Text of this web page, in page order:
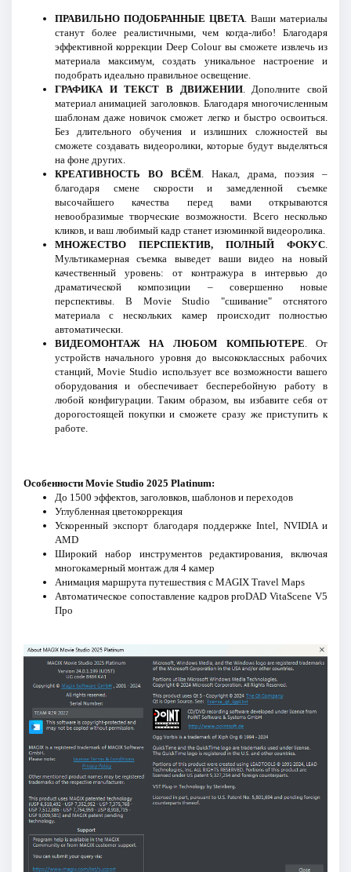
ПРАВИЛЬНО ПОДОБРАННЫЕ ЦВЕТА . Ваши материалы
станут более реалистичными, чем когда-либо! Благодаря
эффективной коррекции Deep Colour вы сможете извлечь из
материала максимум, создать уникальное настроение и
подобрать идеально правильное освещение.
ГРАФИКА И ТЕКСТ В ДВИЖЕНИИ. Дополните свой
материал анимацией заголовков. Благодаря многочисленным
шаблонам даже новичок сможет легко и быстро освоиться.
Без длительного обучения и излишних сложностей вы
сможете создавать видеоролики, которые будут выделяться
на фоне других.
КРЕАТИВНОСТЬ ВО ВСЁМ. Накал, драма, поэзия –
благодаря смене скорости и замедленной съемке
высочайшего качества перед вами открываются
невообразимые творческие возможности. Всего несколько
кликов, и ваш любимый кадр станет изюминкой видеоролика.
МНОЖЕСТВО ПЕРСПЕКТИВ, ПОЛНЫЙ ФОКУС
Мультикамерная съемка выведет ваши видео на новый
качественный уровень: от контражура в интервью до
драматической композиции – совершенно новые
перспективы. В Movie Studio "сшивание" отснятого
материала с нескольких камер происходит полностью
автоматически.
ВИДЕОМОНТАЖ НА ЛЮБОМ КОМПЬЮТЕРЕ . От
устройств начального уровня до высококлассных рабочих
станций, Movie Studio использует все возможности вашего
оборудования и обеспечивает бесперебойную работу в
любой конфигурации. Таким образом, вы избавите себя от
дорогостоящей покупки и сможете сразу же приступить к
работе.
Особенности Movie Studio 2025 Platinum:
До 1500 эффектов, заголовков, шаблонов и переходов
Углубленная цветокоррекция
Ускоренный экспорт благодаря поддержке Intel, NVIDIA и
AMD
Широкий набор инструментов редактирования, включая
многокамерный монтаж для 4 камер
Анимация маршрута путешествия с MAGIX Travel Maps
Автоматическое сопоставление кадров proDAD VitaScene V5
Про